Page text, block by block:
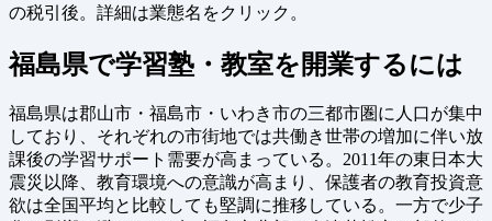
の税引後。詳細は業態名をクリック。
福島県で学習塾・教室を開業するには
福島県は郡山市・福島市・いわき市の三都市圏に人口が集中
しており、それぞれの市街地では共働き世帯の増加に伴い放
課後の学習サポート需要が高まっている。2011年の東日本大
震災以降、教育環境への意識が高まり、保護者の教育投資意
欲は全国平均と比較しても堅調に推移している。一方で少子